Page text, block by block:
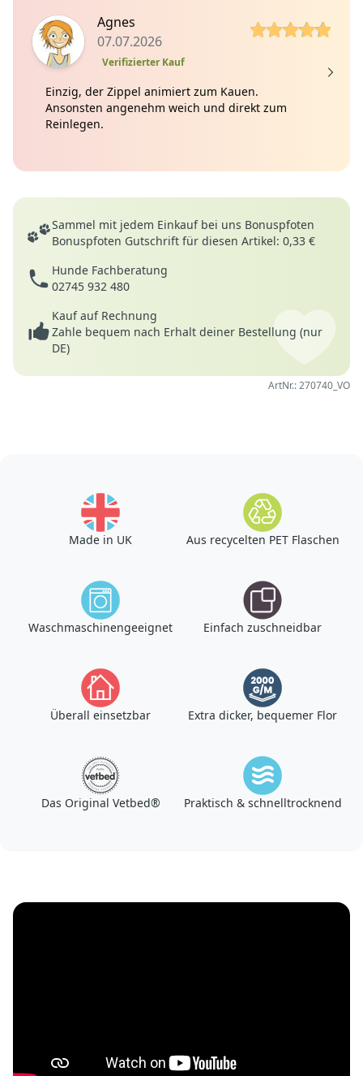
Agnes
07.07.2026
Verifizierter Kauf
5 von 5 Sterne
Einzig, der Zippel animiert zum Kauen.
Ansonsten angenehm weich und direkt zum
Reinlegen.
Deine Vorteile
Sammel mit jedem Einkauf bei uns Bonuspfoten
Bonuspfoten Gutschrift für diesen Artikel: 0,33 €
Hunde Fachberatung
02745 932 480
Kauf auf Rechnung
Zahle bequem nach Erhalt deiner Bestellung (nur
DE)
ArtNr.: 270740_VO
Made in UK Aus recycelten PET Flaschen
Waschmaschinengeeignet Einfach zuschneidbar
Überall einsetzbar Extra dicker, bequemer Flor
Das Original Vetbed® Praktisch & schnelltrocknend